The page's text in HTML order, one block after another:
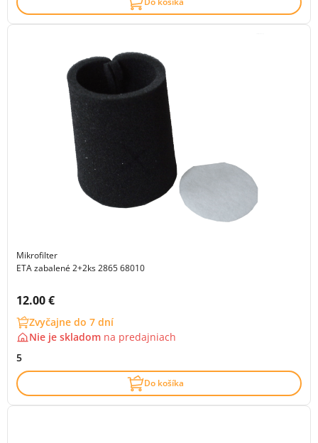
Mikrofilter
ETA zabalené 2+2ks 2865 68010
Cena s DPH:
12.00 €
Zvyčajne do 7 dní
Nie je skladom na predajniach
5
Do košíka